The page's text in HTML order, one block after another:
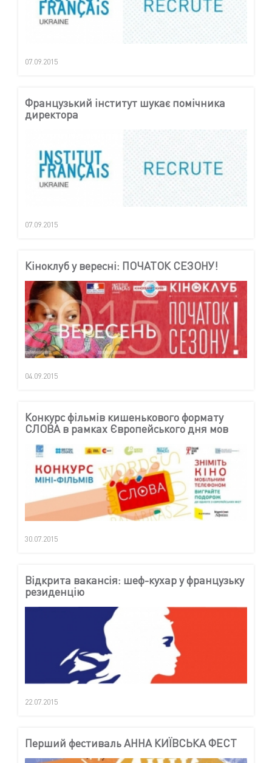
07.09.2015
Французький інститут шукає помічника
директора
07.09.2015
Кіноклуб у вересні: ПОЧАТОК СЕЗОНУ!
04.09.2015
Конкурс фільмів кишенькового формату
СЛОВА в рамках Європейського дня мов
30.07.2015
Відкрита вакансія: шеф-кухар у французьку
резиденцію
22.07.2015
Перший фестиваль АННА КИЇВСЬКА ФЕСТ